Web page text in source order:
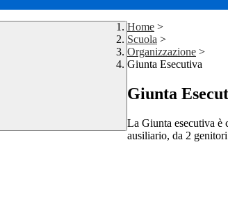
Home >
Scuola >
Organizzazione >
Giunta Esecutiva
Giunta
La Giunta esecutiva è
ausiliario, da 2